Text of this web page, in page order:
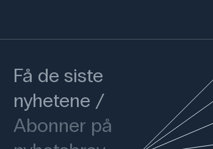
Få de siste
nyhetene
Abonner på